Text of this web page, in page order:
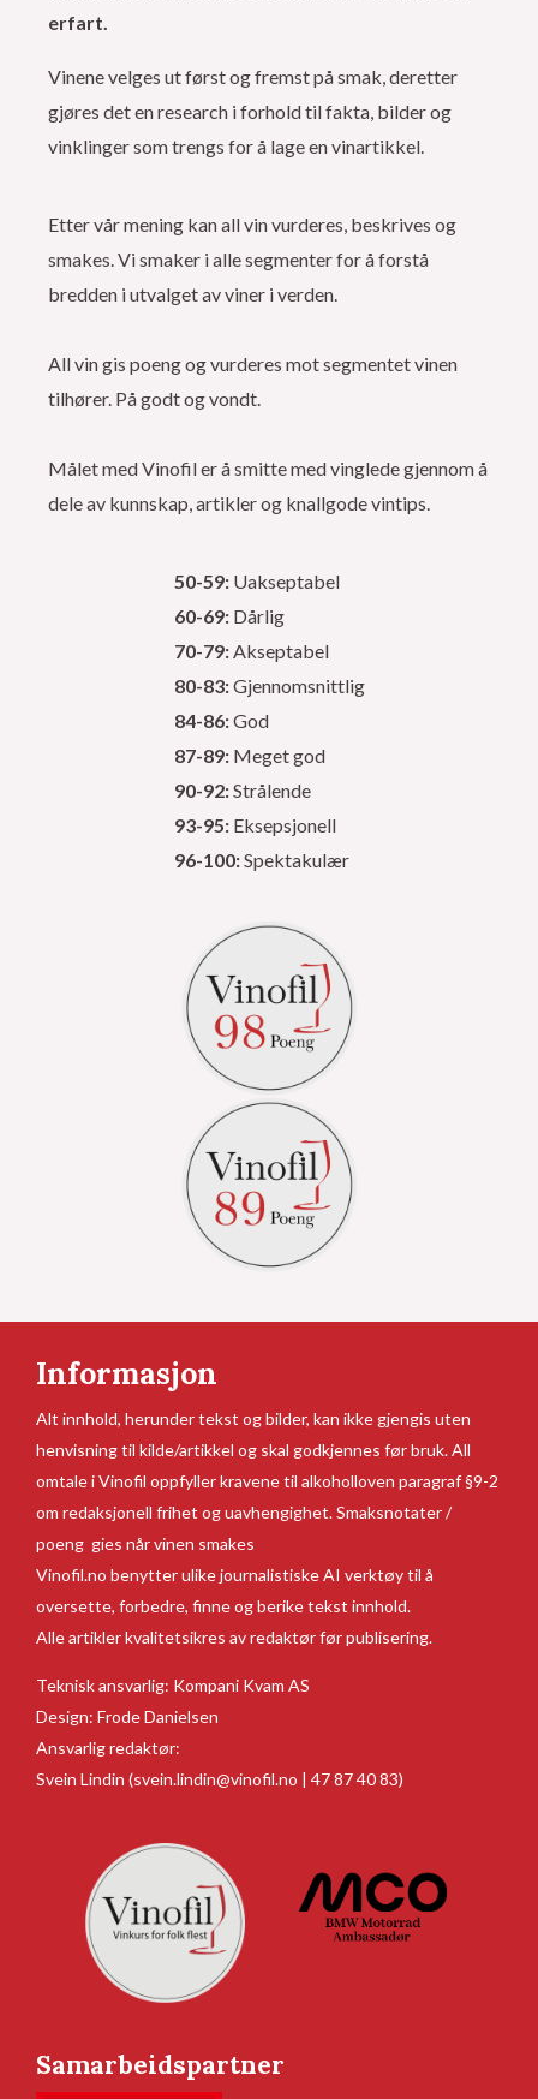
erfart.
Vinene velges ut først og fremst på smak, deretter
gjøres det en research i forhold til fakta, bilder og
vinklinger som trengs for å lage en vinartikkel.
Etter vår mening kan all vin vurderes, beskrives og
smakes. Vi smaker i alle segmenter for å forstå
bredden i utvalget av viner i verden.
All vin gis poeng og vurderes mot segmentet vinen
tilhører. På godt og vondt.
Målet med Vinofil er å smitte med vinglede gjennom å
dele av kunnskap, artikler og knallgode vintips.
50-59:Uakseptabel
60-69:Dårlig
70-79:Akseptabel
80-83:Gjennomsnittlig
84-86:God
87-89:Meget god
90-92:Strålende
93-95:Eksepsjonell
96-100:Spektakulær
Informasjon
Alt innhold, herunder tekst og bilder, kan ikke gjengis uten
henvisning til kilde/artikkel og skal godkjennes før bruk. All
omtale i Vinofil oppfyller kravene til alkoholloven paragraf §9-2
om redaksjonell frihet og uavhengighet. Smaksnotater /
poeng gies når vinen smakes
Vinofil.no benytter ulike journalistiske AI verktøy til å
oversette, forbedre, finne og berike tekst innhold.
Alle artikler kvalitetsikres av redaktør før publisering.
Teknisk ansvarlig: Kompani Kvam AS
Design: Frode Danielsen
Ansvarlig redaktør:
Svein Lindin (svein.lindin@vinofil.no | 47 87 40 83)
Samarbeidspartner